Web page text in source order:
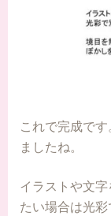
これで完成で
ましたね。
イラストや文
たい場合は光彩